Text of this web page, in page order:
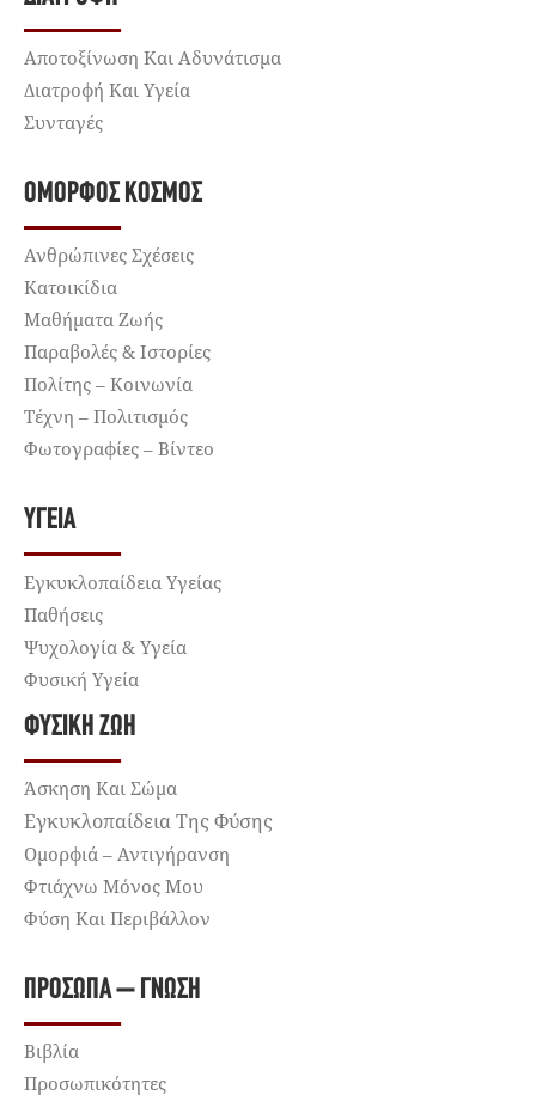
Αποτοξίνωση Και Αδυνάτισμα
Διατροφή Και Υγεία
Συνταγές
ΌΜΟΡΦΟΣ ΚΌΣΜΟΣ
Ανθρώπινες Σχέσεις
Κατοικίδια
Μαθήματα Ζωής
Παραβολές & Ιστορίες
Πολίτης – Κοινωνία
Τέχνη – Πολιτισμός
Φωτογραφίες – Βίντεο
ΥΓΕΊΑ
Εγκυκλοπαίδεια Υγείας
Παθήσεις
Ψυχολογία & Υγεία
Φυσική Υγεία
ΦΥΣΙΚΉ ΖΩΉ
Άσκηση Και Σώμα
Εγκυκλοπαίδεια Της Φύσης
Ομορφιά – Αντιγήρανση
Φτιάχνω Μόνος Μου
Φύση Και Περιβάλλον
ΠΡΌΣΩΠΑ – ΓΝΏΣΗ
Βιβλία
Προσωπικότητες